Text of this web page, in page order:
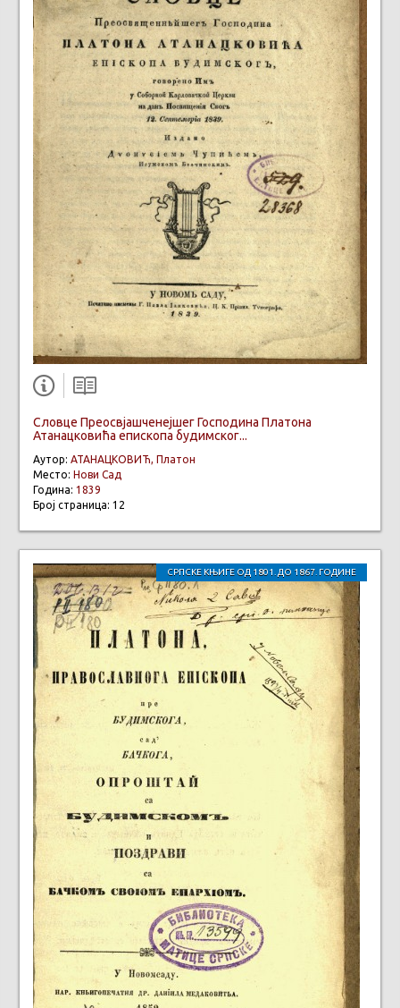
Словце Преосвјашченејшег Господина Платона
Атанацковића епископа будимског...
Аутор: АТАНАЦКОВИЋ, Платон
Место: Нови Сад
Година: 1839
Број страница: 12
СРПСКЕ КЊИГЕ ОД 1801. ДО 1867. ГОДИНЕ